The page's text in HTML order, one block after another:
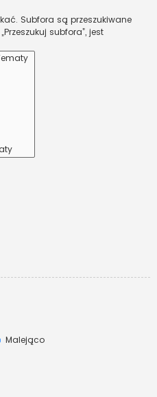
Subfora są przeszukiwane
subfora”, jest
Malejąco